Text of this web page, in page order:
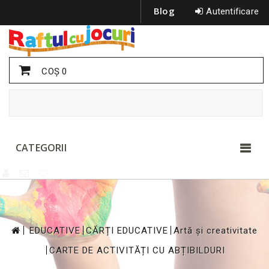
Autentificare
Blog
COŞ0
CATEGORII
>
EDUCATIVE
>
CĂRȚI EDUCATIVE Artă și creativitate
>
CARTE DE ACTIVITĂȚI CU ABȚIBILDURI